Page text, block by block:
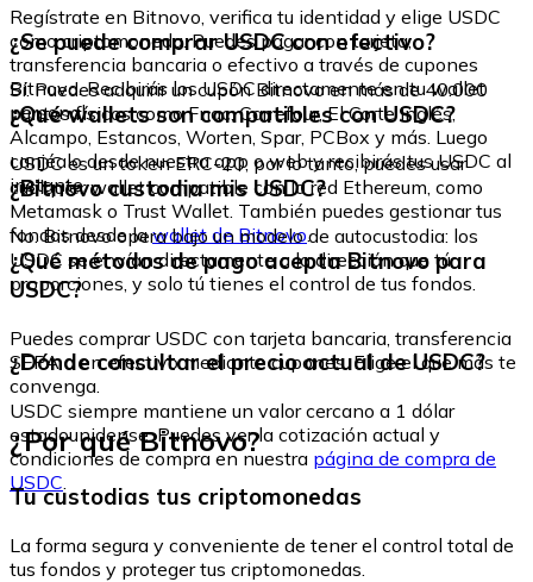
Regístrate en Bitnovo, verifica tu identidad y elige USDC
como criptomoneda. Puedes pagar con tarjeta,
transferencia bancaria o efectivo a través de cupones
Bitnovo. Recibirás los USDC directamente en tu wallet
personal.
¿Se puede comprar USDC con efectivo?
Sí. Puedes adquirir un cupón Bitnovo en más de 40.000
puntos físicos como Fnac, Carrefour, El Corte Inglés,
Alcampo, Estancos, Worten, Spar, PCBox y más. Luego
canjéalo desde nuestra app o web y recibirás tus USDC al
instante.
¿Qué wallets son compatibles con USDC?
USDC es un token ERC-20, por lo tanto, puedes usar
cualquier wallet compatible con la red Ethereum, como
Metamask o Trust Wallet. También puedes gestionar tus
fondos desde lawallet de Bitnovo.
¿Bitnovo custodia mis USDC?
No. Bitnovo opera bajo un modelo de autocustodia: los
USDC se envían directamente a la dirección que tú
proporciones, y solo tú tienes el control de tus fondos.
¿Qué métodos de pago acepta Bitnovo para
USDC?
Puedes comprar USDC con tarjeta bancaria, transferencia
SEPA o en efectivo mediante cupones. Elige el que más te
convenga.
¿Dónde consultar el precio actual de USDC?
USDC siempre mantiene un valor cercano a 1 dólar
estadounidense. Puedes ver la cotización actual y
condiciones de compra en nuestra página de compra de
USDC.
¿Por qué Bitnovo?
Tu custodias tus criptomonedas
La forma segura y conveniente de tener el control total de
tus fondos y proteger tus criptomonedas.